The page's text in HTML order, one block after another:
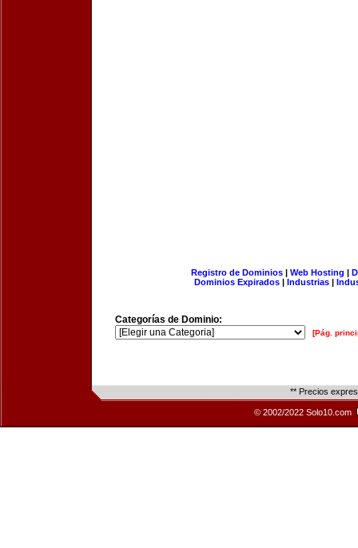
Registro de Dominios| Web Hosting |
Dominios Expirados | Industrias |
Categorías de Dominio:
[Pág.
** Precios
© 2002/2022 Solo10.com